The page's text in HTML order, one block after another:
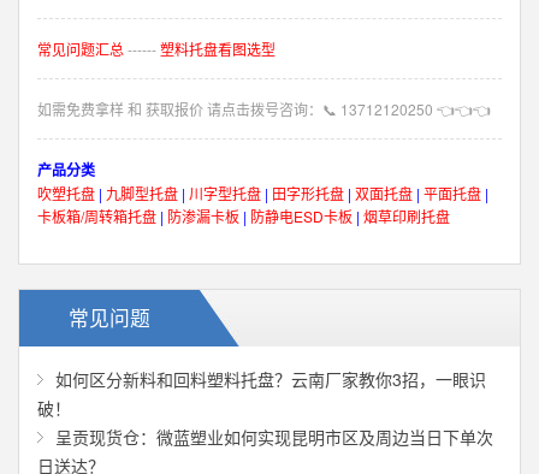
常见问题汇总 ------塑料托盘看图选型
如需免费拿样 和 获取报价 请点击拨号咨询： 📞 13712120250 👈👈👈
产品分类
吹塑托盘 | 九脚型托盘 | 川字型托盘 | 田字形托盘 | 双面托盘 | 平面托盘 |
卡板箱/周转箱托盘 | 防渗漏卡板 | 防静电ESD卡板 | 烟草印刷托盘
常见问题
如何区分新料和回料塑料托盘？云南厂家教你3招，一眼识
破！
呈贡现货仓：微蓝塑业如何实现昆明市区及周边当日下单次
日送达？